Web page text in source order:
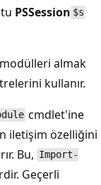
PSSession $s
modülleri almak
kullanır.
cmdlet'ine
iletişim özelliğini
Bu, Import-
Geçerli